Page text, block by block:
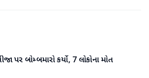
રશિયા અને યુક્રેને એકબીજા પર બોમ્બમારો કર્યો, 7 લોકોના મોત